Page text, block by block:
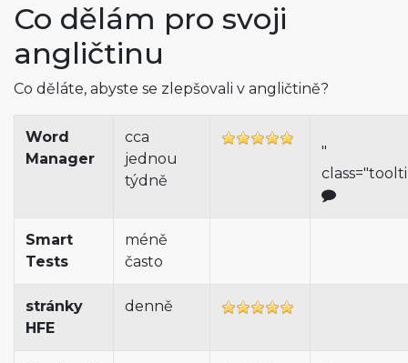
Co dělám pro svoji
angličtinu
Co děláte, abyste se zlepšovali v angličtině?
Word
Manager
cca
jednou
týdně
"
Smart
Tests
méně
často
stránky
HFE
denně